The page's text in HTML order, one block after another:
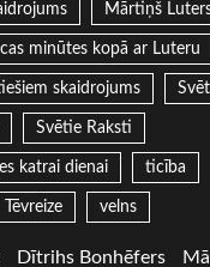
Mārtiņš
minūtes kopā ar Luteru
skaidrojums
Svētie Raksti
katrai dienai ticība
Tēvreize velns
Dītrihs Bonhēfers